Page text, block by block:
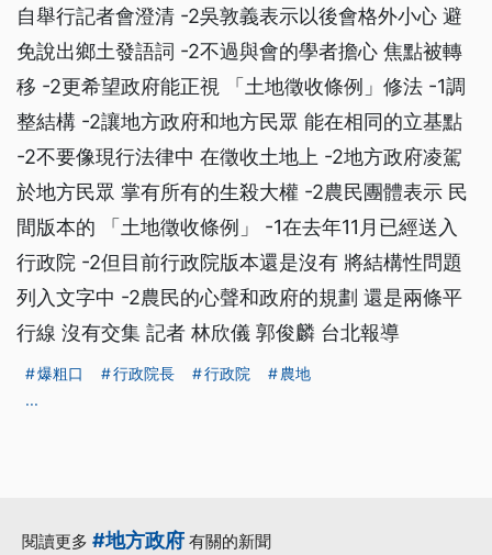
自舉行記者會澄清 -2吳敦義表示以後會格外小心 避
免說出鄉土發語詞 -2不過與會的學者擔心 焦點被轉
移 -2更希望政府能正視 「土地徵收條例」修法 -1調
整結構 -2讓地方政府和地方民眾 能在相同的立基點
-2不要像現行法律中 在徵收土地上 -2地方政府凌駕
於地方民眾 掌有所有的生殺大權 -2農民團體表示 民
間版本的 「土地徵收條例」 -1在去年11月已經送入
行政院 -2但目前行政院版本還是沒有 將結構性問題
列入文字中 -2農民的心聲和政府的規劃 還是兩條平
行線 沒有交集 記者 林欣儀 郭俊麟 台北報導
爆粗口 行政院長 行政院
農地
...
閱讀更多 #地方政府 有關的新聞